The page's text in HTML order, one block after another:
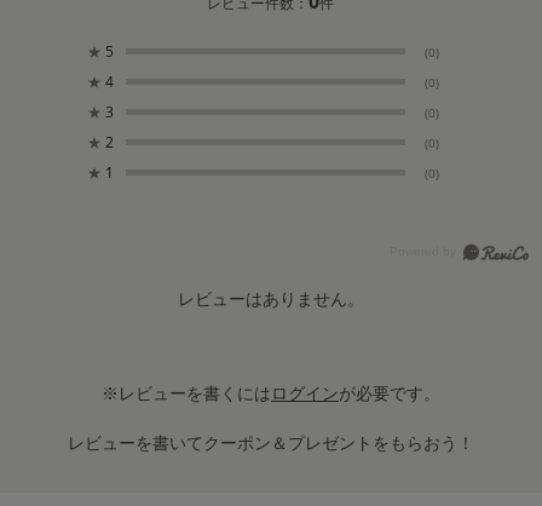
★ 5 (0)
★ 4 (0)
★ 3 (0)
★ 2 (0)
★ 1 (0)
レビューはありません。
※レビューを書くにはログインが必要です。
レビューを書いてクーポン＆プレゼントをもらおう！